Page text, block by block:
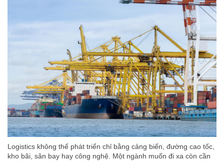
Logistics không thể phát triển chỉ bằng cảng biển, đường cao tốc,
kho bãi, sân bay hay công nghệ. Một ngành muốn đi xa còn cần